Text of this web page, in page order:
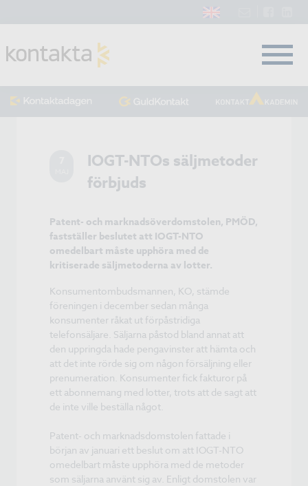
IOGT-NTOs säljmetoder
förbjuds
Patent- och marknadsöverdomstolen, PMÖD,
fastställer beslutet att IOGT-NTO
omedelbart måste upphöra med de
kritiserade säljmetoderna av lotter.
Konsumentombudsmannen, KO, stämde
föreningen i december sedan många
konsumenter råkat ut förpåstridiga
telefonsäljare. Säljarna påstod bland annat att
den uppringda hade pengavinster att hämta och
att det inte rörde sig om någon försäljning eller
prenumeration. Konsumenter fick fakturor på
ett abonnemang med lotter, trots att de sagt att
de inte ville beställa något.
Patent- och marknadsdomstolen fattade i
början av januari ett beslut om att IOGT-NTO
omedelbart måste upphöra med de metoder
som säljarna använt sig av. Enligt domstolen var